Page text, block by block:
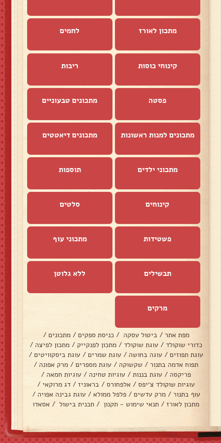
מתכון לאורז לחמים
קינוחי כוסות ריבות
פסטה מתכונים טבעוניים
מתכונים למנות ראשונות מתכונים דיאטטים
מתכוני ילדים תוספות
קינוחים סלטים
פשטידות מתכוני עוף
תבשילים ללא גלוטן
מרקים
מפת אתר / ביטול עסקה / כניסת ספקים / מתכונים /
כדורי שוקולד / עוגת שוקולד / מתכון לפנקייק / מתכון לפיצה /
עוגת תפוזים / עוגה בחושה / עוגת שמרים / עוגת ביסקוויטים /
תפוח אדמה בתנור / שקשוקה / עוגת מספרים / מרק אפונה /
פריקסה / עוגת בננות / עוגיות טחינה / עוגיות חמאה /
עוגיות שוקולד צ׳יפס / אלפחורס / בראוניז / דג מרוקאי /
עוף בתנור / מרק עדשים / פלפל ממולא / עוגת גבינה אפויה /
מתכון לאורז / תנאי שימוש - תקנון / תכנית בישול / אסאדו